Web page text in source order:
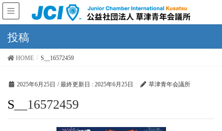
投稿
HOME S__16572459
2025年6月25日 / 最終更新日 : 2025年6月25日 草津青年会議所
S__16572459